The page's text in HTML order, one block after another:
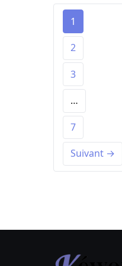
1
2
3
…
7
Suivant →